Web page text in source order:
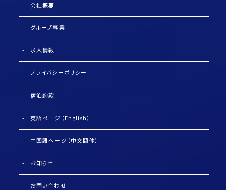
会社概要
グループ事業
求人情報
プライバシーポリシー
宿泊約款
英語ページ（English）
中国語ページ（中文簡体）
お知らせ
お問い合わせ